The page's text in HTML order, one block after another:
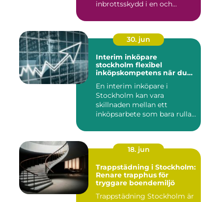
inbrottsskydd i en och
30. jun
Interim inköpare
stockholm flexibel
inköpskompetens när du
En interim inköpare i
Stockholm kan vara
skillnaden mellan ett
inköpsarbete som bara rullar
18. jun
Trappstädning i Stockholm:
Renare trapphus för
tryggare boendemiljö
Trappstädning Stockholm är